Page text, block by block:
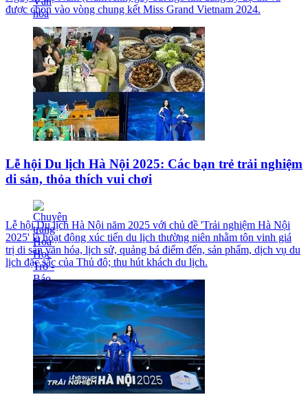
được chọn vào vòng chung kết Miss Grand Vietnam 2024.
Lễ hội Du lịch Hà Nội 2025: Các bạn trẻ trải nghiệm
di sản, thỏa thích vui chơi
Lễ hội Du lịch Hà Nội năm 2025 với chủ đề 'Trải nghiệm Hà Nội
2025' là hoạt động xúc tiến du lịch thường niên nhằm tôn vinh giá
trị di sản văn hóa, lịch sử, quảng bá điểm đến, sản phẩm, dịch vụ du
lịch đặc sắc của Thủ đô; thu hút khách du lịch.